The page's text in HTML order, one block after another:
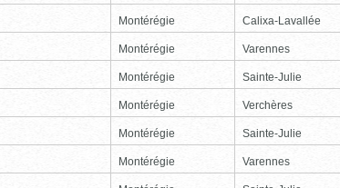
Montérégie Calixa-Lavallée
Montérégie Varennes
Montérégie Sainte-Julie
Montérégie Verchères
Montérégie Sainte-Julie
Montérégie Varennes